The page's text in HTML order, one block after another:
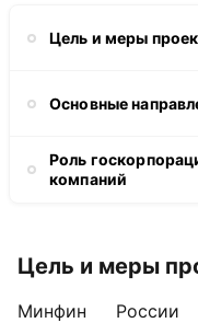
Цель и меры
Основные
Роль
компаний
Цель и меры
Минфин России